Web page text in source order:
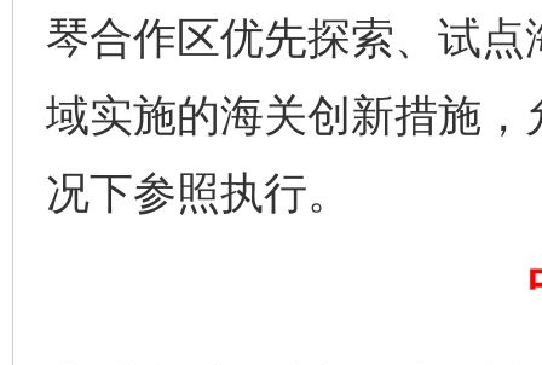
琴合作区优先探索、试
域实施的海关创新措施
况下参照执行。
完善运行机制助力责任有效落实